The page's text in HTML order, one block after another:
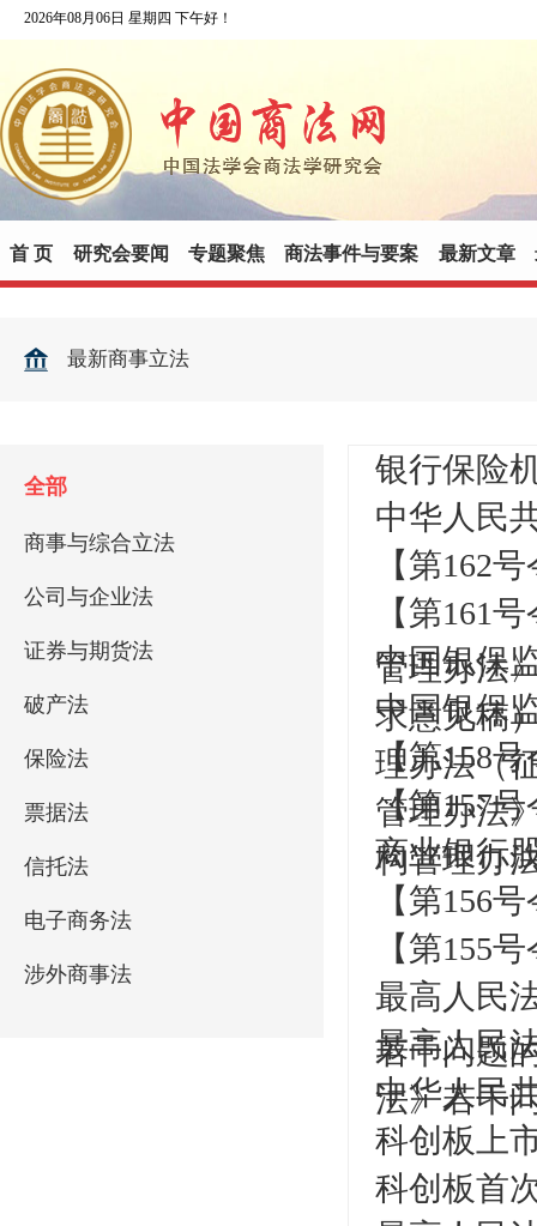
2026年08月06日 星期四 下午好！
首 页 研究会要闻 专题聚焦 商法事件与要案 最新文章
最新商事立法
全部
商事与综合立法
公司与企业法
证券与期货法
破产法
保险法
票据法
信托法
电子商务法
涉外商事法
银行保险
中华人民
【第162
【第161
管理办法
中国银保
求意见稿
中国银保
理办法（
【第158
管理办法
【第157
构管理办
商业银行
【第156
【第155
最高人民
若干问题
最高人民
法》若干
中华人民
科创板上
科创板首